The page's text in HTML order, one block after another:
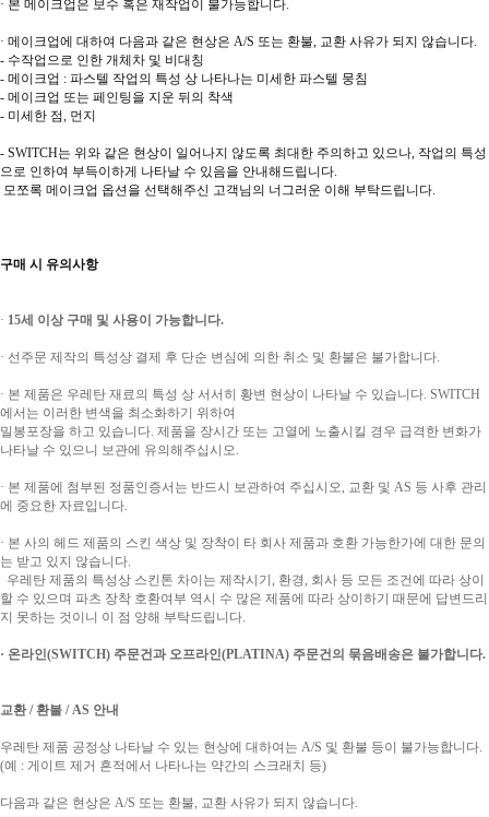
· 본 메이크업은 보수 혹은 재작업이 불가능합니다.
· 메이크업에 대하여 다음과 같은 현상은 A/S 또는 환불, 교환 사유가 되지 않습니다.
- 수작업으로 인한 개체차 및 비대칭
- 메이크업 : 파스텔 작업의 특성 상 나타나는 미세한 파스텔 뭉침
- 메이크업 또는 페인팅을 지운 뒤의 착색
- 미세한 점, 먼지
- SWITCH는 위와 같은 현상이 일어나지 않도록 최대한 주의하고 있으나, 작업의 특성
으로 인하여 부득이하게 나타날 수 있음을 안내해드립니다.
모쪼록 메이크업 옵션을 선택해주신 고객님의 너그러운 이해 부탁드립니다.
구매 시 유의사항
· 15세 이상 구매 및 사용이 가능합니다.
· 선주문 제작의 특성상 결제 후 단순 변심에 의한 취소 및 환불은 불가합니다.
· 본 제품은 우레탄 재료의 특성 상 서서히 황변 현상이 나타날 수 있습니다. SWITCH
에서는 이러한 변색을 최소화하기 위하여
밀봉포장을 하고 있습니다. 제품을 장시간 또는 고열에 노출시킬 경우 급격한 변화가
나타날 수 있으니 보관에 유의해주십시오.
· 본 제품에 첨부된 정품인증서는 반드시 보관하여 주십시오, 교환 및 AS 등 사후 관리
에 중요한 자료입니다.
· 본 사의 헤드 제품의 스킨 색상 및 장착이 타 회사 제품과 호환 가능한가에 대한 문의
는 받고 있지 않습니다.
우레탄 제품의 특성상 스킨톤 차이는 제작시기, 환경, 회사 등 모든 조건에 따라 상이
할 수 있으며 파츠 장착 호환여부 역시 수 많은 제품에 따라 상이하기 때문에 답변드리
지 못하는 것이니 이 점 양해 부탁드립니다.
· 온라인(SWITCH) 주문건과 오프라인(PLATINA) 주문건의 묶음배송은 불가합니다.
교환 / 환불 / AS 안내
우레탄 제품 공정상 나타날 수 있는 현상에 대하여는 A/S 및 환불 등이 불가능합니다.
(예 : 게이트 제거 흔적에서 나타나는 약간의 스크래치 등)
다음과 같은 현상은 A/S 또는 환불, 교환 사유가 되지 않습니다.